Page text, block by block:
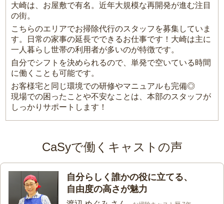
大崎は、お屋敷で有名。近年大規模な再開発が進む注目
の街。
こちらのエリアでお掃除代行のスタッフを募集していま
す。日常の家事の延長でできるお仕事です！大崎は主に
一人暮らし世帯の利用者が多いのが特徴です。
自分でシフトを決められるので、単発で空いている時間
に働くことも可能です。
お客様宅と同じ環境での研修やマニュアルも完備◎
現場での困ったことや不安なことは、本部のスタッフが
しっかりサポートします！
CaSyで働くキャストの声
自分らしく誰かの役に立てる、
自由度の高さが魅力